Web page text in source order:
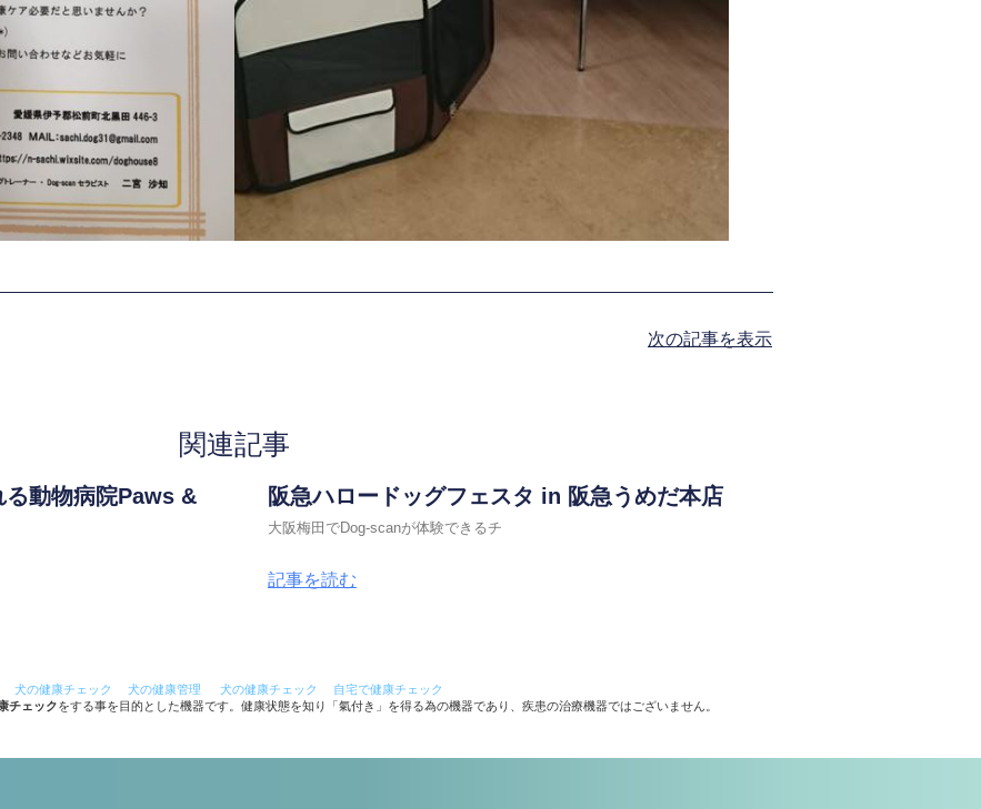
次の記事を表示
関連記事
る動物病院Paws &
阪急ハロードッグフェスタ in 阪急うめだ本店
大阪梅田でDog-scanが体験できるチ
記事を読む
犬の健康チェック 犬の健康管理 犬の健康チェック
自宅で健康チェック
チェックをする事を目的とした機器です。健康状態を知り「氣付き」を得る為の機器であり、疾患の治療機器ではございません。